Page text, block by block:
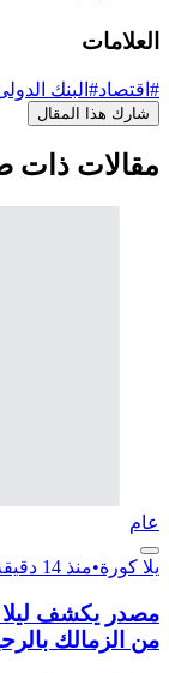
العلامات
#اقتصاد#البنك
شارك هذا المقال
مقالات ذات
عام
يلا كورة•منذ 14 دقيقة
مصدر يكشف
من الزمالك